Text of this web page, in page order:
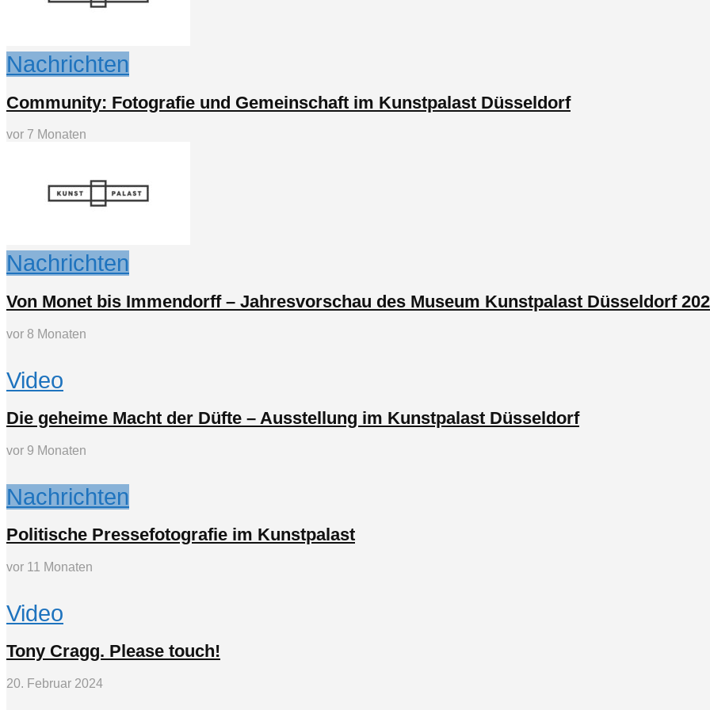
Nachrichten
Community: Fotografie und Gemeinschaft im Kunstpalast Düsseldorf
vor 7 Monaten
Nachrichten
Von Monet bis Immendorff – Jahresvorschau des Museum Kunstpalast Düsseldorf
vor 8 Monaten
Video
Die geheime Macht der Düfte – Ausstellung im Kunstpalast Düsseldorf
vor 9 Monaten
Nachrichten
Politische Pressefotografie im Kunstpalast
vor 11 Monaten
Video
Tony Cragg. Please touch!
20. Februar 2024